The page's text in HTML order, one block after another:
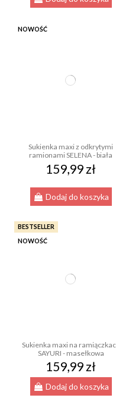
NOWOŚĆ
Sukienka maxi z odkrytymi
ramionami SELENA - biała
159,99 zł
Dodaj do koszyka
BESTSELLER
NOWOŚĆ
Sukienka maxi na
SAYURI - masełkowa
159,99 zł
Dodaj do koszyka